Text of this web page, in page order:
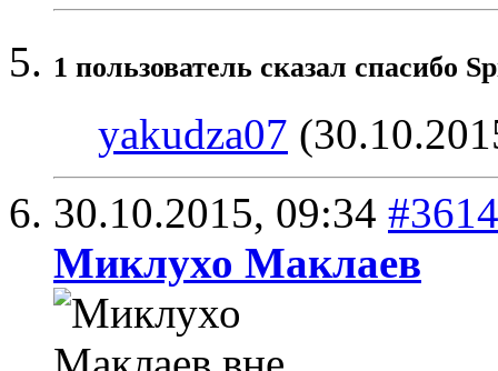
1 пользователь сказал cпасибо
yakudza07
30.10.2015, 09:34 #3614
Миклухо Маклаев